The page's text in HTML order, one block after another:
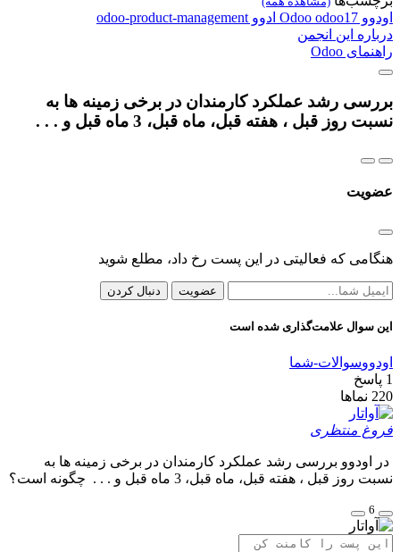
اودوو Odoo odoo17 ادوو odoo-product-management
درباره این انجمن
راهنمای Odoo
بررسی رشد عملکرد کارمندان در برخی زمینه ها به
نسبت روز قبل ، هفته قبل، ماه قبل، 3 ماه قبل و . . .
عضویت
هنگامی که فعالیتی در این پست رخ داد، مطلع شوید
عضویت دنبال کردن
این سوال علامت‌گذاری شده است
اودووسوالات-شما
1 پاسخ
220 نماها
فروغ منتظری
در اودوو بررسی رشد عملکرد کارمندان در برخی زمینه ها به
نسبت روز قبل ، هفته قبل، ماه قبل، 3 ماه قبل و . . . چگونه است؟
6